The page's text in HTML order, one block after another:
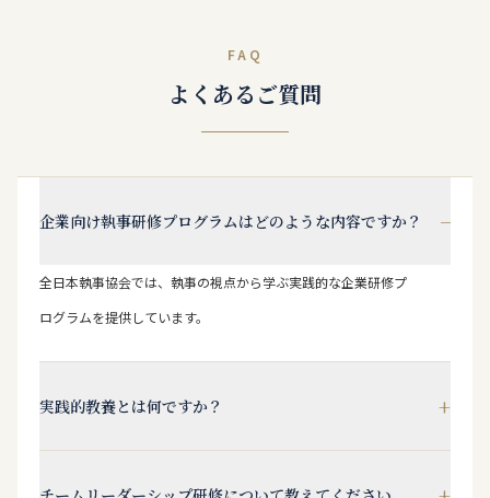
FAQ
よくあるご質問
企業向け執事研修プログラムはどのような内容ですか？ −
全日本執事協会では、執事の視点から学ぶ実践的な企業研修プ
ログラムを提供しています。
実践的教養とは何ですか？ +